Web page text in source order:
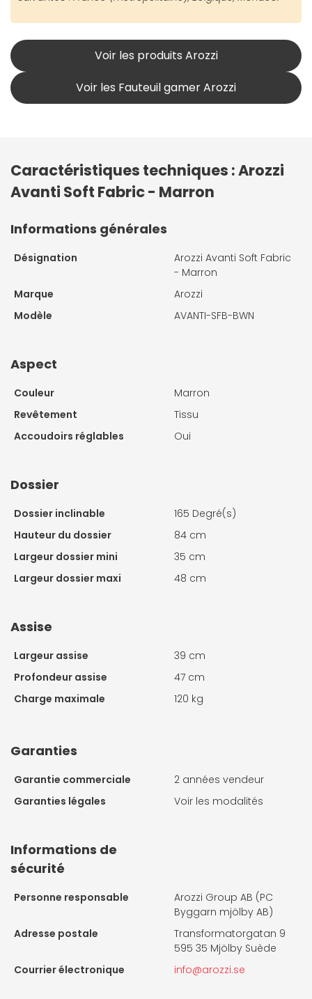
Voir les produits Arozzi
Voir les Fauteuil gamer Arozzi
Caractéristiques techniques : Arozzi
Avanti Soft Fabric - Marron
Informations générales
Désignation
Arozzi Avanti Soft Fabric
- Marron
Marque
Arozzi
Modèle
AVANTI-SFB-BWN
Aspect
Couleur
Marron
Revêtement
Tissu
Accoudoirs réglables
Oui
Dossier
Dossier inclinable
165 Degré(s)
Hauteur du dossier
84 cm
Largeur dossier mini
35 cm
Largeur dossier maxi
48 cm
Assise
Largeur assise
39 cm
Profondeur assise
47 cm
Charge maximale
120 kg
Garanties
Garantie commerciale
2 années vendeur
Garanties légales
Voir les modalités
Informations de
sécurité
Personne responsable
Arozzi Group AB (PC
Byggarn mjölby AB)
Adresse postale
Transformatorgatan 9
595 35 Mjölby Suède
Courrier électronique
info@arozzi.se